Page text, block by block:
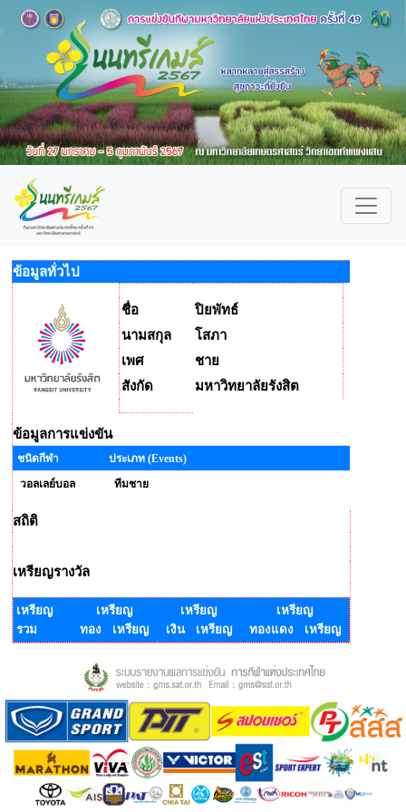
ข้อมูลทั่วไป
ชื่อ
ปิยพัทธ์
นามสกุล
โสภา
เพศ
ชาย
สังกัด
มหาวิทยาลัยรังสิต
ข้อมูลการแข่งขัน
ชนิดกีฬา
ประเภท (Events)
วอลเลย์บอล
ทีมชาย
สถิติ
เหรียญรางวัล
เหรียญ
รวม
เหรียญ
ทอง เหรียญ
เหรียญ
เงิน เหรียญ
เหรียญ
ทองแดง เหรียญ